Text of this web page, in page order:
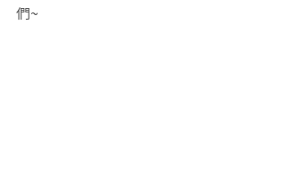
們~